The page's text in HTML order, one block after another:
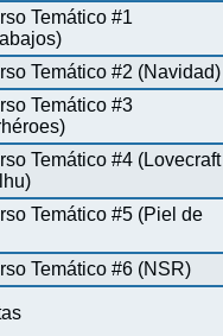
Temático #1
Temático #2 (Navidad)
Temático #3
Temático #4 (Lovecraft
Temático #5 (Piel de
Temático #6 (NSR)